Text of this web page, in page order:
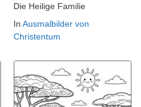
Die Heilige Familie
In Ausmalbilder von
Christentum